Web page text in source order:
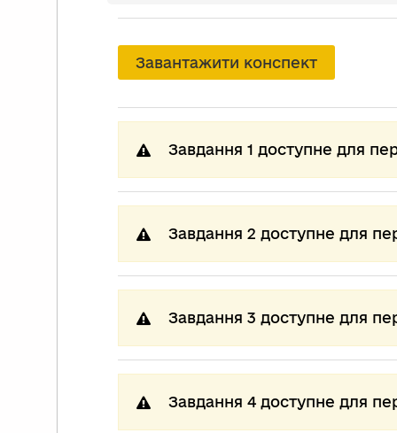
Завантажити конспект
Завдання 1 доступне для
Завдання 2 доступне для
Завдання 3 доступне для
Завдання 4 доступне для